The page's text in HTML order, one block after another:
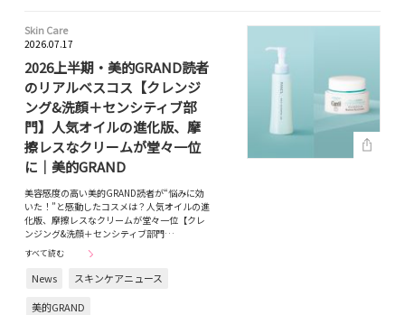
Skin Care
2026.07.17
2026上半期・美的GRAND読者
のリアルベスコス【クレンジ
ング&洗顔＋センシティブ部
門】人気オイルの進化版、摩
擦レスなクリームが堂々一位
に｜美的GRAND
美容感度の高い美的GRAND読者が“悩みに効
いた！”と感動したコスメは？人気オイルの進
化版、摩擦レスなクリームが堂々一位【クレ
ンジング&洗顔＋センシティブ部門…
すべて読む
News
スキンケアニュース
美的GRAND